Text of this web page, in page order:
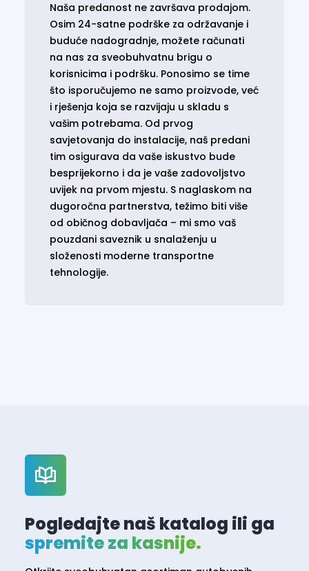
Naša predanost ne završava prodajom.
Osim 24-satne podrške za održavanje i
buduće nadogradnje, možete računati
na nas za sveobuhvatnu brigu o
korisnicima i podršku. Ponosimo se time
što isporučujemo ne samo proizvode, već
i rješenja koja se razvijaju u skladu s
vašim potrebama. Od prvog
savjetovanja do instalacije, naš predani
tim osigurava da vaše iskustvo bude
besprijekorno i da je vaše zadovoljstvo
uvijek na prvom mjestu. S naglaskom na
dugoročna partnerstva, težimo biti više
od običnog dobavljača – mi smo vaš
pouzdani saveznik u snalaženju u
složenosti moderne transportne
tehnologije.
Pogledajte naš katalog ili ga
spremite za kasnije.